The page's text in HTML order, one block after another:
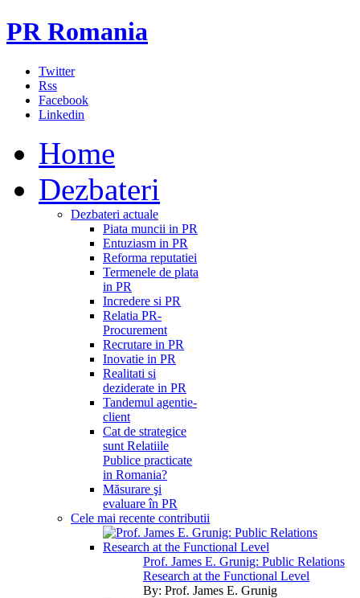
PR Romania
Twitter
Rss
Facebook
Linkedin
Home
Dezbateri
Dezbateri actuale
Piata muncii in PR
Entuziasm in PR
Reforma reputatiei
Termenele de plata
in PR
Incredere si PR
Relatia PR-
Procurement
Recrutare in PR
Inovatie in PR
Realitati si
deziderate in PR
Tandemul agentie-
client
Cat de strategice
sunt Relatiile
Publice practicate
in Romania?
Măsurare şi
evaluare în PR
Cele mai recente contributii
Prof. James E. Grunig: Public Relations
Research at the Functional Level
By: Prof. James E. Grunig